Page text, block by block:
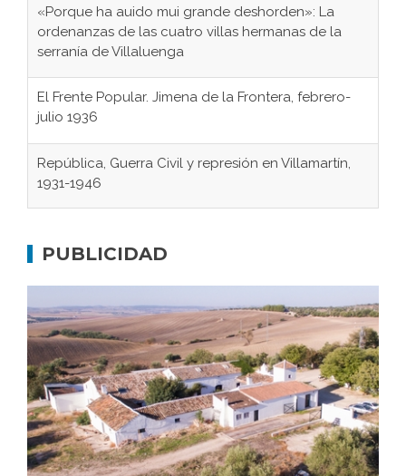
«Porque ha auido mui grande deshorden»: La
ordenanzas de las cuatro villas hermanas de la
serranía de Villaluenga
El Frente Popular. Jimena de la Frontera, febrero-
julio 1936
República, Guerra Civil y represión en Villamartín,
1931-1946
concentración nazis
Bornos
El Frente Popular. Ubrique, febrero-julio 1936
Juntar las letras. La alfabetización en el campo: del
afán de saber a la autogestión
Historia y vivencias del poblado de Los Hurones
PUBLICIDAD